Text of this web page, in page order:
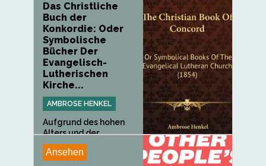
Das Christliche
Buch der
Konkordie: Oder
Symbolische
Bücher Der
Evangelisch-
Lutherischen
Kirche...
AMBROSE HENKEL
Aufgrund des hohen
Alters und der
Seltenheit...
Ansehen